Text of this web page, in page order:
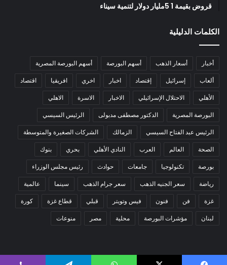
قروض بقيمة 1 5مليار دولار لتنمية سيناء
الكلمات الدليلية
أخبار أسعار الذهب أسهم البورصة أسهم البورصة المصرية
ألعاب إسرائيل إقتصاد اخبار اخري افريقيا اقتصاد
الأهلي الاحتلال الإسرائيلي الاخبار الاسرة الاهلي
البورصة المصرية الدكتور مصطفى مدبولى الرئيس السيسي
الرئيس عبد الفتاح السيسي الزمالك الشركات الصغيرة والمتوسطة
الصحة العالم العرب النادي الأهلي بحري بنوك
بورصة تكنولوجيا جامعات حوادث رئيس مجلس الوزراء
رياضة سعر الجنيه الذهب سعر جرام الذهب سينما عالمية
غزة فن فنون فيس وتويتر قبلي قطاع غزة كورة
لبنان مؤشرات البورصة محلية مصر منوعات